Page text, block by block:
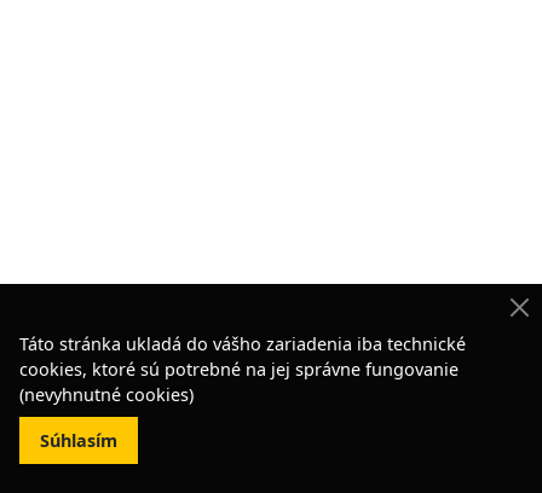
Táto stránka ukladá do vášho zariadenia iba technické
cookies, ktoré sú potrebné na jej správne fungovanie
(nevyhnutné cookies)
Súhlasím